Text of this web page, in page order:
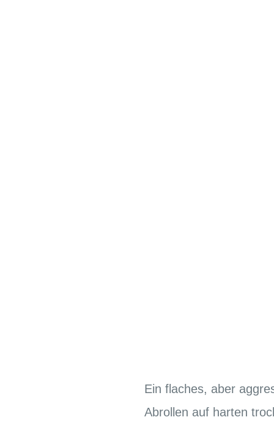
Ein flaches, aber
Abrollen auf harten